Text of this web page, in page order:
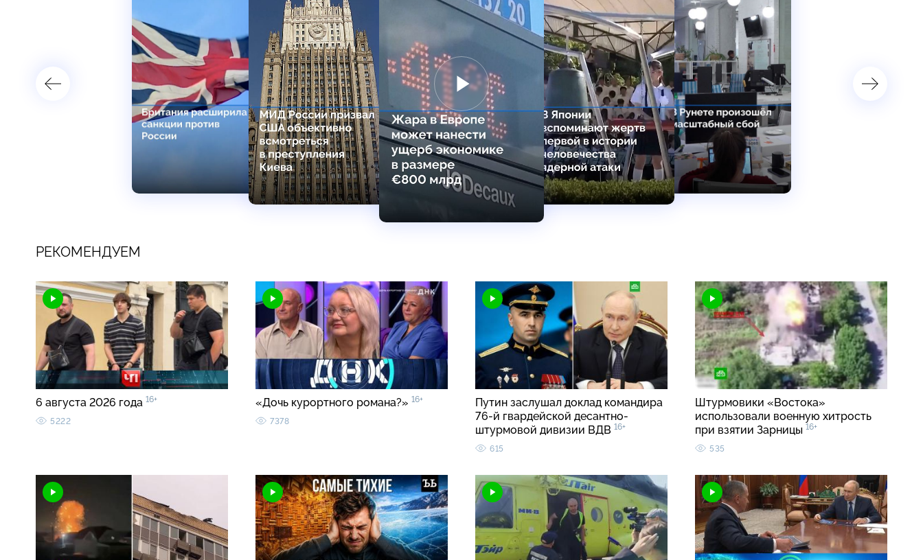
РЕКОМЕНДУЕМ
6 августа 2026 года 16+
5222
«Дочь курортного романа?» 16+
7378
Путин заслушал доклад командира
76-й гвардейской десантно-
штурмовой дивизии ВДВ 16+
615
Штурмовики «Востока»
использовали военную хитрость
при взятии Зарницы 16+
535